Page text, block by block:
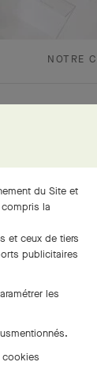
NOTRE
du Site et
la
et ceux de tiers
publicitaires
les
cookies